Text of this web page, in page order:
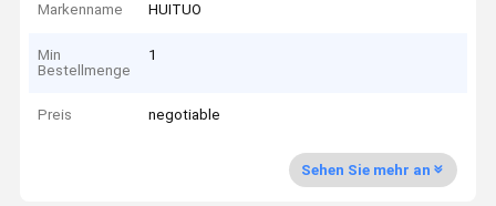
Markenname HUITUO
Min
Bestellmenge
1
Preis negotiable
Sehen Sie mehr an